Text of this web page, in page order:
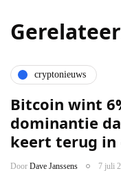
cryptonieuws
Bitcoin wint
dominantie
keert terug
Door Dave Janssens 7 juli